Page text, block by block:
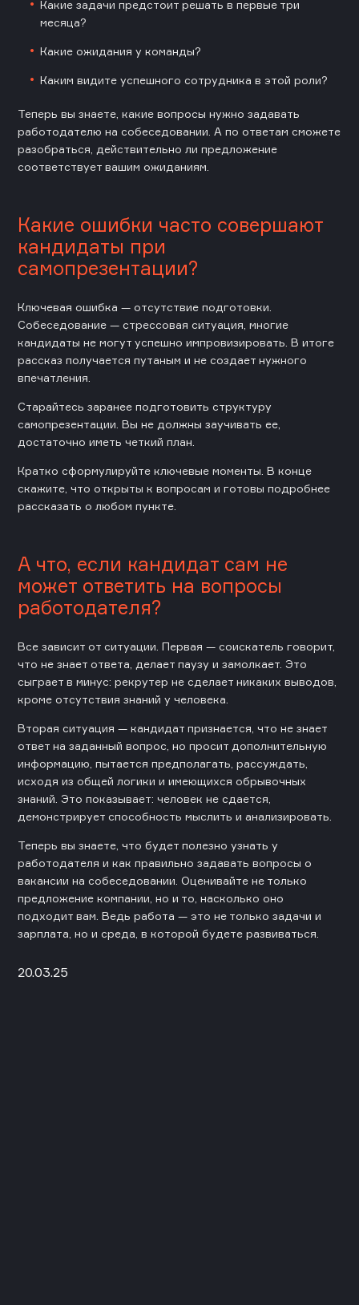
Какие задачи предстоит решать в первые три
месяца?
Какие ожидания у команды?
Каким видите успешного сотрудника в этой роли?
Теперь вы знаете, какие вопросы нужно задавать
работодателю на собеседовании. А по ответам сможете
разобраться, действительно ли предложение
соответствует вашим ожиданиям.
Какие ошибки часто совершают
кандидаты при
самопрезентации?
Ключевая ошибка — отсутствие подготовки.
Собеседование — стрессовая ситуация, многие
кандидаты не могут успешно импровизировать. В итоге
рассказ получается путаным и не создает нужного
впечатления.
Старайтесь заранее подготовить структуру
самопрезентации. Вы не должны заучивать ее,
достаточно иметь четкий план.
Кратко сформулируйте ключевые моменты. В конце
скажите, что открыты к вопросам и готовы подробнее
рассказать о любом пункте.
А что, если кандидат сам не
может ответить на вопросы
работодателя?
Все зависит от ситуации. Первая — соискатель говорит,
что не знает ответа, делает паузу и замолкает. Это
сыграет в минус: рекрутер не сделает никаких выводов,
кроме отсутствия знаний у человека.
Вторая ситуация — кандидат признается, что не знает
ответ на заданный вопрос, но просит дополнительную
информацию, пытается предполагать, рассуждать,
исходя из общей логики и имеющихся обрывочных
знаний. Это показывает: человек не сдается,
демонстрирует способность мыслить и анализировать.
Теперь вы знаете, что будет полезно узнать у
работодателя и как правильно задавать вопросы о
вакансии на собеседовании. Оценивайте не только
предложение компании, но и то, насколько оно
подходит вам. Ведь работа — это не только задачи и
зарплата, но и среда, в которой будете развиваться.
20.03.25